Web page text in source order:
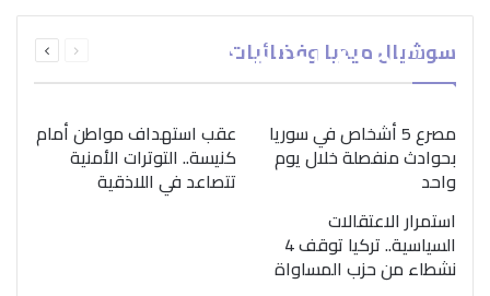
سوشيال ميديا وفضائيات الصفحةالصفحة
بمناسبة اليوم الدولي..
“الصحة العالمية” تؤكد
ضرورة اتباع نهج متكامل
لمواجهة إدمان المخدرات
مصرع 5 أشخاص في سوريا
بحوادث منفصلة خلال يوم
واحد
عقب استهداف مواطن أمام
كنيسة.. التوترات الأمنية
تتصاعد في اللاذقية
استمرار الاعتقالات
السياسية.. تركيا توقف 4
نشطاء من حزب المساواة